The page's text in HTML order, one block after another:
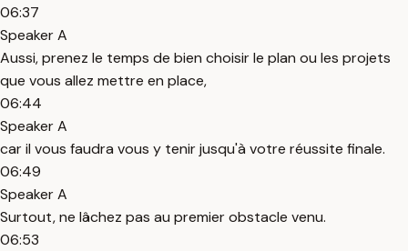
06:37
Speaker A
Aussi, prenez le temps de bien choisir le plan ou les projets
que vous allez mettre en place,
06:44
Speaker A
car il vous faudra vous y tenir jusqu'à votre réussite finale.
06:49
Speaker A
Surtout, ne lâchez pas au premier obstacle venu.
06:53